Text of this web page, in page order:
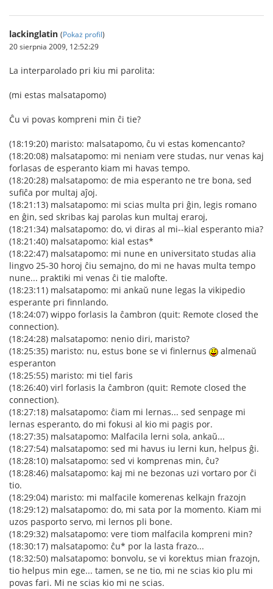
lackinglatin (Pokaż profil)
20 sierpnia 2009, 12:52:29
La interparolado pri kiu mi parolita:
(mi estas malsatapomo)
Ĉu vi povas kompreni min ĉi tie?
(18:19:20) maristo: malsatapomo, ĉu vi estas komencanto?
(18:20:08) malsatapomo: mi neniam vere studas, nur venas kaj
forlasas de esperanto kiam mi havas tempo.
(18:20:28) malsatapomo: de mia esperanto ne tre bona, sed
sufiĉa por multaj aĵoj.
(18:21:13) malsatapomo: mi scias multa pri ĝin, legis romano
en ĝin, sed skribas kaj parolas kun multaj eraroj,
(18:21:34) malsatapomo: do, vi diras al mi--kial esperanto mia?
(18:21:40) malsatapomo: kial estas*
(18:22:47) malsatapomo: mi nune en universitato studas alia
lingvo 25-30 horoj ĉiu semajno, do mi ne havas multa tempo
nune... praktiki mi venas ĉi tie malofte.
(18:23:11) malsatapomo: mi ankaŭ nune legas la vikipedio
esperante pri finnlando.
(18:24:07) wippo forlasis la ĉambron (quit: Remote closed the
connection).
(18:24:28) malsatapomo: nenio diri, maristo?
(18:25:35) maristo: nu, estus bone se vi finlernus
almenaŭ
esperanton
(18:25:55) maristo: mi tiel faris
(18:26:40) virl forlasis la ĉambron (quit: Remote closed the
connection).
(18:27:18) malsatapomo: ĉiam mi lernas... sed senpage mi
lernas esperanto, do mi fokusi al kio mi pagis por.
(18:27:35) malsatapomo: Malfacila lerni sola, ankaŭ...
(18:27:54) malsatapomo: sed mi havus iu lerni kun, helpus ĝi.
(18:28:10) malsatapomo: sed vi komprenas min, ĉu?
(18:28:46) malsatapomo: kaj mi ne bezonas uzi vortaro por ĉi
tio.
(18:29:04) maristo: mi malfacile komerenas kelkajn frazojn
(18:29:12) malsatapomo: do, mi sata por la momento. Kiam mi
uzos pasporto servo, mi lernos pli bone.
(18:29:32) malsatapomo: vere tiom malfacila kompreni min?
(18:30:17) malsatapomo: ĉu* por la lasta frazo...
(18:32:50) malsatapomo: bonvolu, se vi korektus mian frazojn,
tio helpus min ege... tamen, se ne tio, mi ne scias kio plu mi
povas fari. Mi ne scias kio mi ne scias.